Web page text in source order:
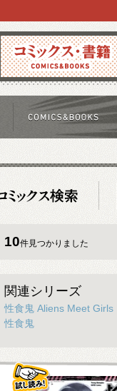
コミックス
10件見つかりました
関連シリーズ
性食鬼 Aliens Meet Girls
性食鬼